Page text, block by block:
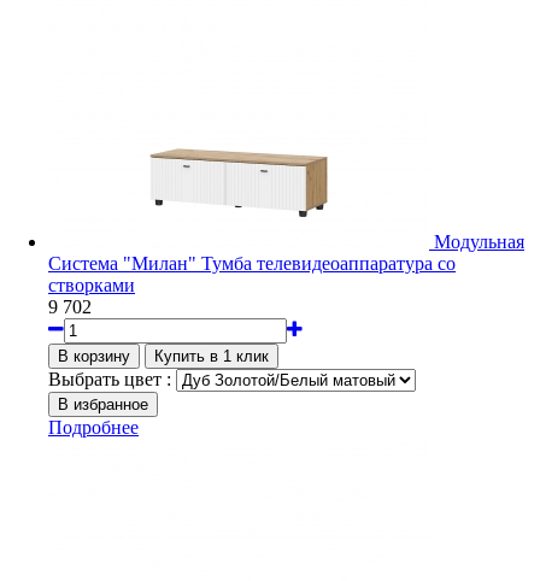
Модульная
Система "Милан" Тумба телевидеоаппаратура со
створками
9 702
Выбрать цвет :
Подробнее